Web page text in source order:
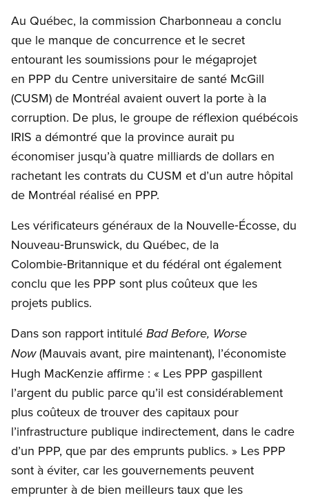
Au Québec, la commission Charbonneau a conclu
que le manque de concurrence et le secret
entourant les soumissions pour le mégaprojet
en PPP du Centre universitaire de santé McGill
(CUSM) de Montréal avaient ouvert la porte à la
corruption. De plus, le groupe de réflexion québécois
IRIS a démontré que la province aurait pu
économiser jusqu’à quatre milliards de dollars en
rachetant les contrats du CUSM et d’un autre hôpital
de Montréal réalisé en PPP.
Les vérificateurs généraux de la Nouvelle‑Écosse, du
Nouveau‑Brunswick, du Québec, de la
Colombie‑Britannique et du fédéral ont également
conclu que les PPP sont plus coûteux que les
projets publics.
Dans son rapport intitulé Bad Before, Worse
Now(Mauvais avant, pire maintenant), l’économiste
Hugh MacKenzie affirme : « Les PPP gaspillent
l’argent du public parce qu’il est considérablement
plus coûteux de trouver des capitaux pour
l’infrastructure publique indirectement, dans le cadre
d’un PPP, que par des emprunts publics. » Les PPP
sont à éviter, car les gouvernements peuvent
emprunter à de bien meilleurs taux que les